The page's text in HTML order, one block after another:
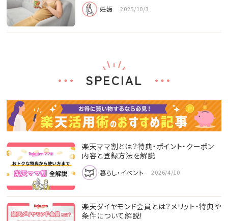
妊娠 2025/10/3
SPECIAL
楽天ママ割とは？特典・ポイント・クーポン
内容と登録方法を解説
暮らし・イベント 2026/4/10
楽天ダイヤモンド会員とは？メリット・特典や
条件について解説！